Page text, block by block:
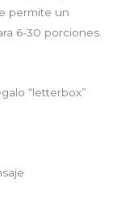
permite un
6-30 porciones.
“letterbox”